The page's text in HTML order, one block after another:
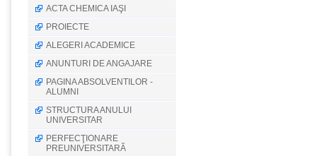
ACTA CHEMICA IAŞI
PROIECTE
ALEGERI ACADEMICE
ANUNTURI DE ANGAJARE
PAGINA ABSOLVENTILOR -
ALUMNI
STRUCTURA ANULUI
UNIVERSITAR
PERFECŢIONARE
PREUNIVERSITARĂ